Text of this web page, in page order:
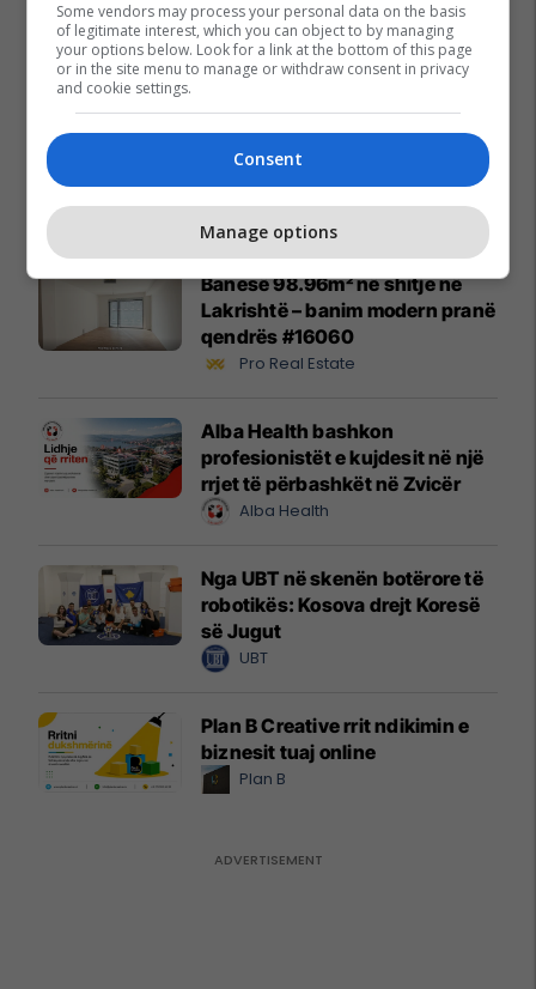
Promo Reklamo këtu
Banesë 98.96m² në shitje në
Lakrishtë – banim modern pranë
qendrës #16060
Pro Real Estate
Alba Health bashkon
profesionistët e kujdesit në një
rrjet të përbashkët në Zvicër
Alba Health
Nga UBT në skenën botërore të
robotikës: Kosova drejt Koresë
së Jugut
UBT
Plan B Creative rrit ndikimin e
biznesit tuaj online
Plan B
Some vendors may process your personal data on the basis
of legitimate interest, which you can object to by managing
your options below. Look for a link at the bottom of this page
or in the site menu to manage or withdraw consent in privacy
and cookie settings.
Consent
Manage options